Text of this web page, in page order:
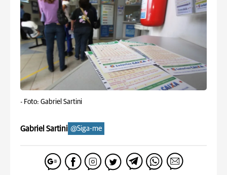
- Foto: Gabriel Sartini
Gabriel Sartini @Siga-me